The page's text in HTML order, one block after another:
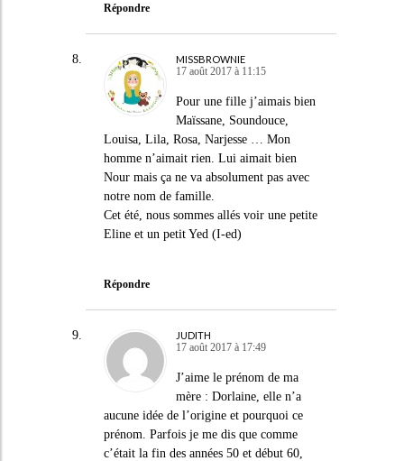
Répondre
MISSBROWNIE
17 août 2017 à 11:15
Pour une fille j’aimais bien
Maïssane, Soundouce,
Louisa, Lila, Rosa, Narjesse … Mon
homme n’aimait rien. Lui aimait bien
Nour mais ça ne va absolument pas avec
notre nom de famille.
Cet été, nous sommes allés voir une petite
Eline et un petit Yed (I-ed)
Répondre
JUDITH
17 août 2017 à 17:49
J’aime le prénom de ma
mère : Dorlaine, elle n’a
aucune idée de l’origine et pourquoi ce
prénom. Parfois je me dis que comme
c’était la fin des années 50 et début 60,